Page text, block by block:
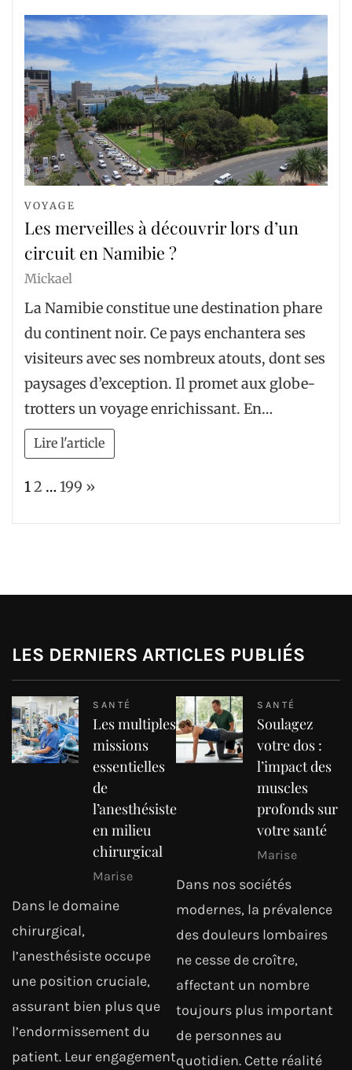
VOYAGE
Les merveilles à découvrir lors d’un
circuit en Namibie ?
Mickael
La Namibie constitue une destination phare
du continent noir. Ce pays enchantera ses
visiteurs avec ses nombreux atouts, dont ses
paysages d’exception. Il promet aux globe-
trotters un voyage enrichissant. En…
Lire l'article
Page:
1 2 … 199 Next
»
LES DERNIERS ARTICLES PUBLIÉS
SANTÉ
Les multiples
missions
essentielles
de
l’anesthésiste
en milieu
chirurgical
Marise
Dans le domaine
chirurgical,
l’anesthésiste occupe
une position cruciale,
assurant bien plus que
l’endormissement du
patient. Leur engagement
SANTÉ
Soulagez
votre dos :
l’impact des
muscles
profonds sur
votre santé
Marise
Dans nos sociétés
modernes, la prévalence
des douleurs lombaires
ne cesse de croître,
affectant un nombre
toujours plus important
de personnes au
quotidien. Cette réalité